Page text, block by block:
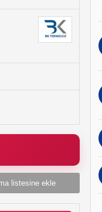
listesine ekle